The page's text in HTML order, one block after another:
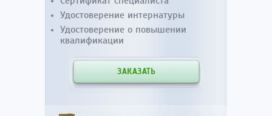
Удостоверение интернатуры
Удостоверение о повышении
квалификации
ЗАКАЗАТЬ